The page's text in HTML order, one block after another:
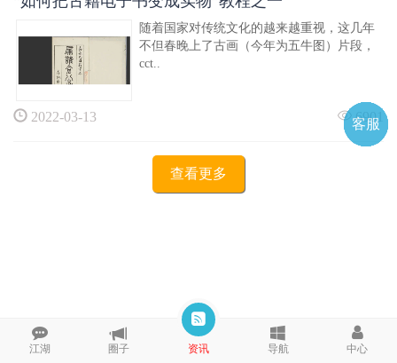
随着国家对传统文化的越来越重视，这几年
不但春晚上了古画（今年为五牛图）片段，
cct..
2022-03-13 6901
查看更多
江湖 圈子 资讯 导航 中心
客服
QQ
电话
微信
微聊
TOP